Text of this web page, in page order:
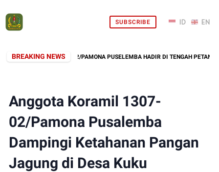
SUBSCRIBE
BREAKING NEWS
BABINSA KORAMIL 02/PAMONA PUSELEMBA HADIR DI TENGAH PETANI,
Anggota Koramil 1307-
02/Pamona Pusalemba
Dampingi Ketahanan Pangan
Jagung di Desa Kuku